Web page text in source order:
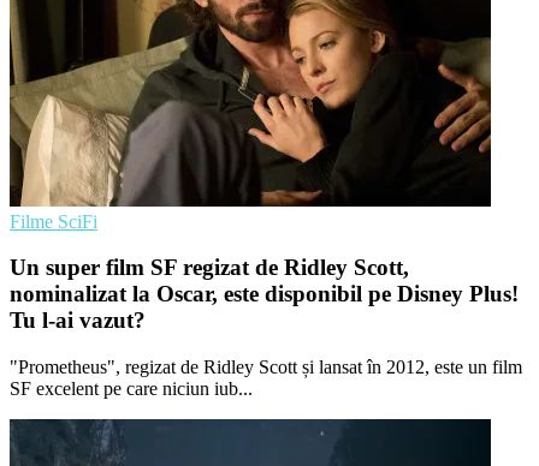
Filme SciFi
Un super film SF regizat de Ridley Scott,
nominalizat la Oscar, este disponibil pe Disney Plus!
Tu l-ai vazut?
"Prometheus", regizat de Ridley Scott și lansat în 2012, este un film
SF excelent pe care niciun iub...